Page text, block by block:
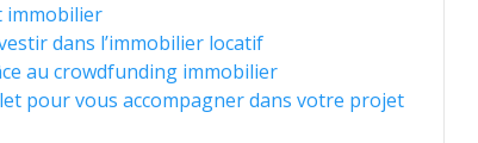
immobilier
dans l’immobilier locatif
au crowdfunding immobilier
pour vous accompagner dans votre projet